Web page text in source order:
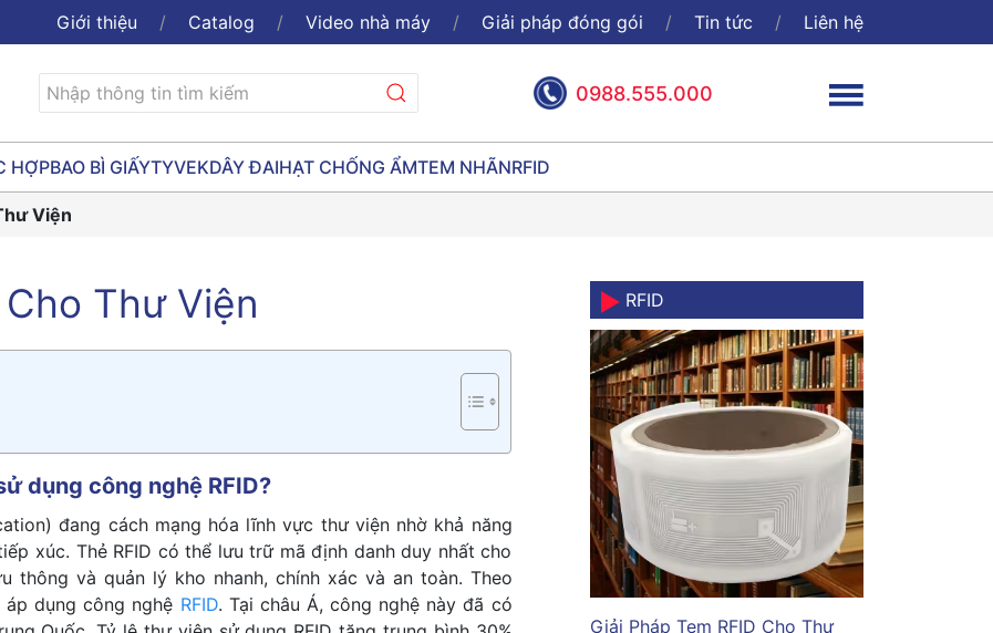
Giới thiệu Catalog Video nhà máy Giải pháp đóng gói Tin tức Liên hệ
0988.555.000
HỢPBAO BÌ GIẤYTYVEKDÂY ĐAIHẠT CHỐNG ẨMTEM NHÃNRFID
Viện
Thư Viện
dụng công nghệ RFID?
đang cách mạng hóa lĩnh vực thư viện nhờ khả năng
xúc. Thẻ RFID có thể lưu trữ mã định danh duy nhất cho
thông và quản lý kho nhanh, chính xác và an toàn. Theo
dụng công nghệ RFID. Tại châu Á, công nghệ này đã có
RFID
Giải Pháp Tem RFID Cho Thư